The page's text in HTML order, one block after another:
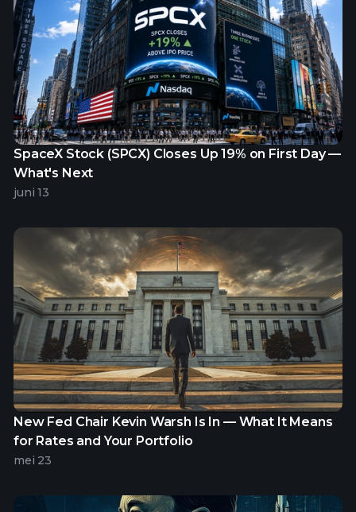
SpaceX Stock (SPCX) Closes Up 19% on First Day —
What's Next
juni 13
New Fed Chair Kevin Warsh Is In — What It Means
for Rates and Your Portfolio
mei 23